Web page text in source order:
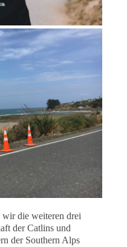
die weiteren drei
der Catlins und
der Southern Alps